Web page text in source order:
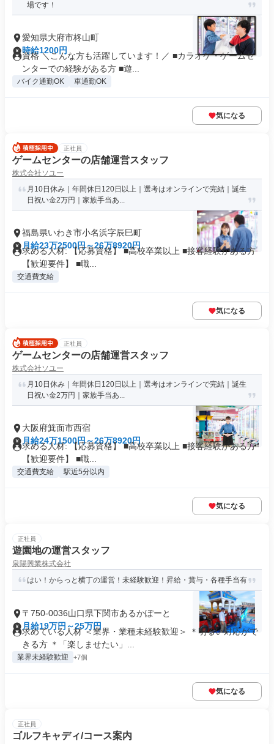
場です！
愛知県大府市柊山町
時給1200円
資格 ＼こんな方も活躍しています！／ ■カラオケ・ゲームセ
ンターでの経験がある方 ■遊...
バイク通勤OK 車通勤OK
気になる
正社員
ゲームセンターの店舗運営スタッフ
株式会社ソユー
月10日休み｜年間休日120日以上｜選考はオンラインで完結｜誕生
日祝い金2万円｜家族手当あ...
福島県いわき市小名浜字辰巳町
月給23万2500円～26万8920円
求める人材: 【応募資格】 ■高校卒業以上 ■接客経験がある方
【歓迎要件】 ■職...
交通費支給
気になる
正社員
ゲームセンターの店舗運営スタッフ
株式会社ソユー
月10日休み｜年間休日120日以上｜選考はオンラインで完結｜誕生
日祝い金2万円｜家族手当あ...
大阪府箕面市西宿
月給24万1500円～26万8920円
求める人材: 【応募資格】 ■高校卒業以上 ■接客経験がある方
【歓迎要件】 ■職...
交通費支給 駅近5分以内
気になる
正社員
遊園地の運営スタッフ
泉陽興業株式会社
はい！からっと横丁の運営！未経験歓迎！昇給・賞与・各種手当有
〒750-0036山口県下関市あるかぽーと
月給19万円～25万円
求めている人材 ＜業界・業種未経験歓迎＞ ＊明るい対応がで
きる方 ＊「楽しませたい」...
業界未経験歓迎 +7個
気になる
正社員
ゴルフキャディ/コース案内